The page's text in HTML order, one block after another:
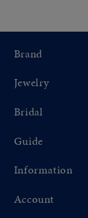
Brand
Jewelry
Bridal
Guide
Information
Account